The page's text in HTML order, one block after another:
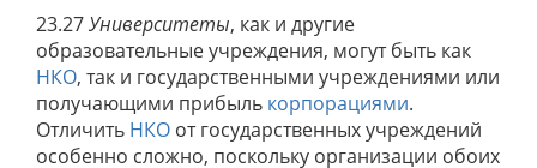
23.27Университеты, как и другие
образовательные учреждения, могут быть как
НКО, так и государственными учреждениями или
получающими прибыль корпорациями.
Отличить НКО от государственных учреждений
особенно сложно, поскольку организации обоих